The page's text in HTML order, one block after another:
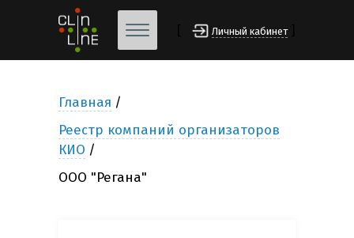
Личный кабинет
Главная
Реестр компаний организаторов
КИО
ООО "Регана"